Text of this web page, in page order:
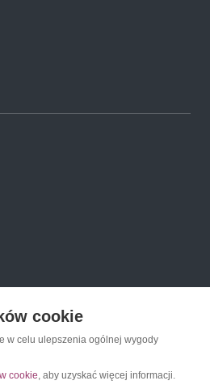
cookie
w celu ulepszenia ogólnej wygody
cookie, aby uzyskać więcej informacji.